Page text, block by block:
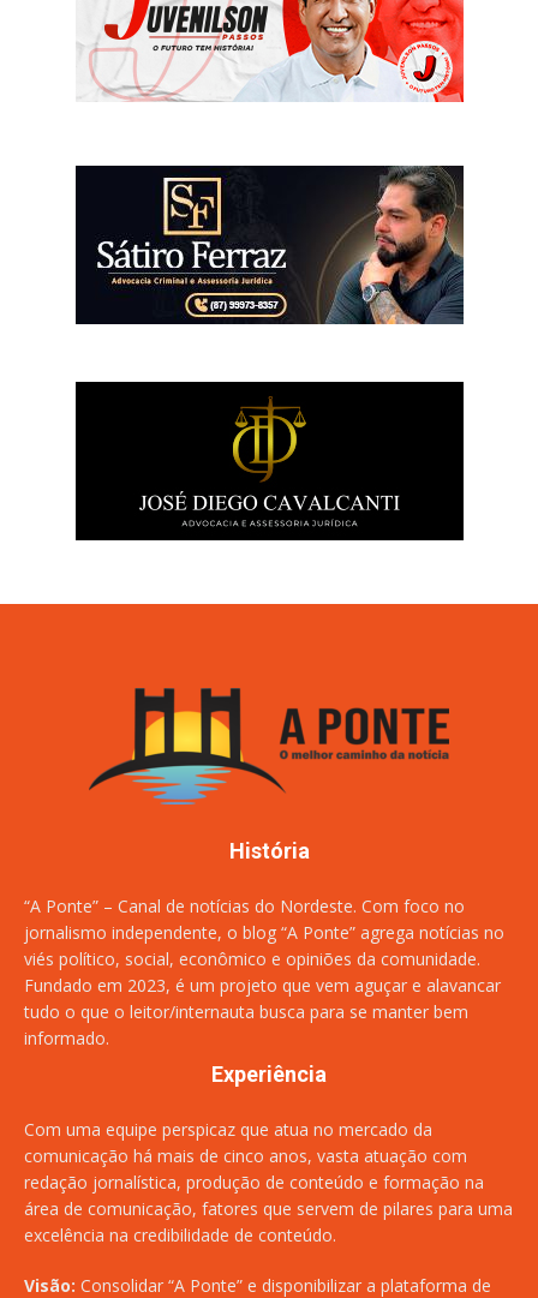
História
“A Ponte” – Canal de notícias do Nordeste. Com foco no
jornalismo independente, o blog “A Ponte” agrega notícias no
viés político, social, econômico e opiniões da comunidade.
Fundado em 2023, é um projeto que vem aguçar e alavancar
tudo o que o leitor/internauta busca para se manter bem
informado.
Experiência
Com uma equipe perspicaz que atua no mercado da
comunicação há mais de cinco anos, vasta atuação com
redação jornalística, produção de conteúdo e formação na
área de comunicação, fatores que servem de pilares para uma
excelência na credibilidade de conteúdo.
Visão: Consolidar “A Ponte” e disponibilizar a plataforma de